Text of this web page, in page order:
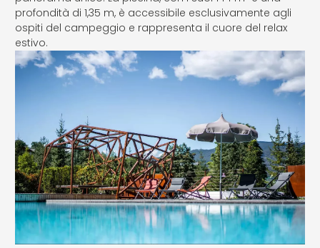
profondità di 1,35 m, è accessibile esclusivamente agli
ospiti del campeggio e rappresenta il cuore del relax
estivo.